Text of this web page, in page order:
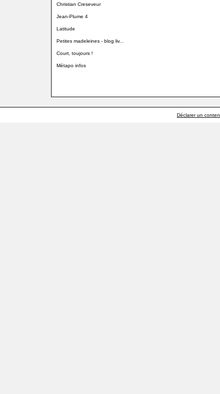
Christian Creseveur
Jean-Plume 4
Latitude
Petites madeleines - blog liv...
Court, toujours !
Métapo infos
Déclarer un